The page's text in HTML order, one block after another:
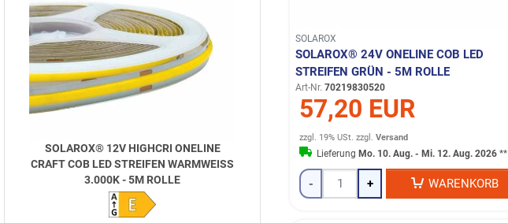
SOLAROX
SOLAROX® 24V ONELINE COB LED
STREIFEN GRÜN - 5M ROLLE
Art-Nr. 70219830520
57,20 EUR
zzgl. 19% USt. zzgl.Versand
Lieferung Mo. 10. Aug. - Mi. 12. Aug. 2026 **
- + WARENKORB
SOLAROX® 12V HIGHCRI ONELINE
CRAFT COB LED STREIFEN WARMWEISS 3
.000K - 5M ROLLE